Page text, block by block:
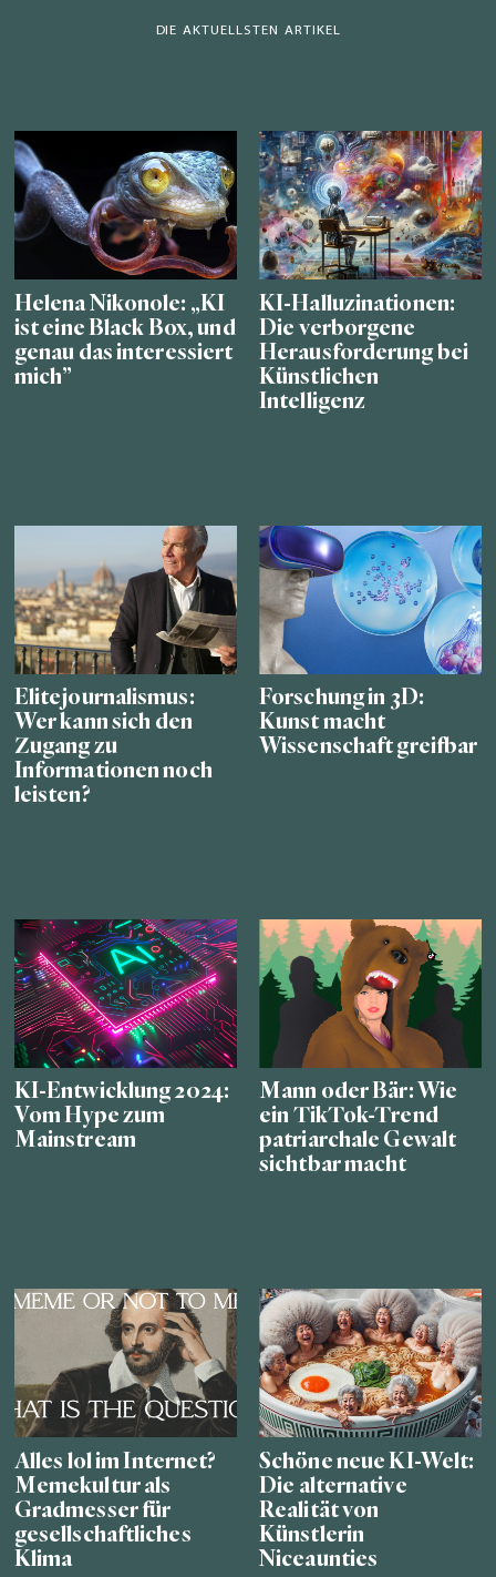
DIE AKTUELLSTEN ARTIKEL
Helena Nikonole: „KI
ist eine Black Box, und
genau das interessiert
mich”
KI-Halluzinationen:
Die verborgene
Herausforderung bei
Künstlichen
Intelligenz
Elitejournalismus:
Wer kann sich den
Zugang zu
Informationen noch
leisten?
Forschung in 3D:
Kunst macht
Wissenschaft greifbar
KI-Entwicklung 2024:
Vom Hype zum
Mainstream
Mann oder Bär: Wie
ein TikTok-Trend
patriarchale Gewalt
sichtbar macht
Alles lol im Internet?
Memekultur als
Gradmesser für
gesellschaftliches
Klima
Schöne neue KI-Welt:
Die alternative
Realität von
Künstlerin
Niceaunties